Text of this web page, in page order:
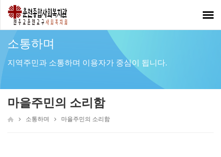
소통하며
지역주민과 소통하며 이용자가 중심이 됩니다.
마을주민의 소리함
소통하며 마을주민의 소리함